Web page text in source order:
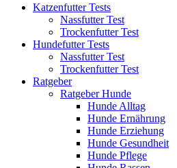
Katzenfutter Tests
Nassfutter Test
Trockenfutter Test
Hundefutter Tests
Nassfutter Test
Trockenfutter Test
Ratgeber
Ratgeber Hunde
Hunde Alltag
Hunde Ernährung
Hunde Erziehung
Hunde Gesundheit
Hunde Pflege